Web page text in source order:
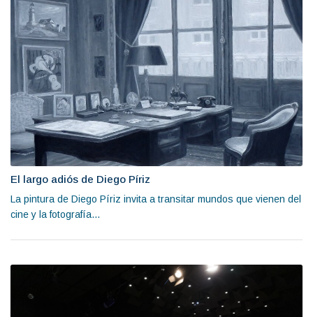
El largo adiós de Diego Píriz
La pintura de Diego Píriz invita a transitar mundos que vienen del
cine y la fotografía...